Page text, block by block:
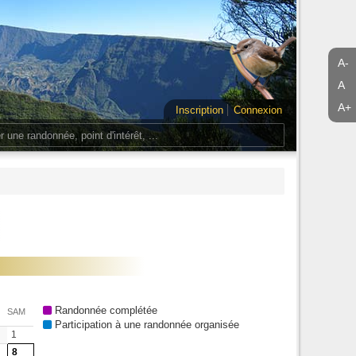
A-
A
A+
Inscription
Connexion
SAM
1
8
Randonnée complétée
Participation à une randonnée organisée